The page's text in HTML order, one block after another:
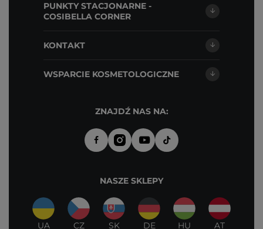
PUNKTY STACJONARNE -
COSIBELLA CORNER
KONTAKT
WSPARCIE KOSMETOLOGICZNE
ZNAJDŹ NAS NA:
NASZE SKLEPY
UA CZ SK DE HU AT